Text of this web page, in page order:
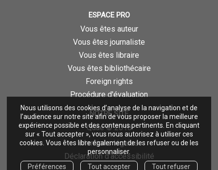
Nous utilisons des cookies d’analyse de la navigation et de
l’audience sur notre site afin de vous proposer la meilleure
expérience possible et des contenus pertinents. En cliquant
sur « Tout accepter », vous nous autorisez à utiliser ces
cookies. Vous êtes libre également de les refuser ou de les
personnaliser.
Préférences
Tout accepter Tout refuser
ESPACE PRO
Vous êtes auteur
Vous êtes journaliste
Vous êtes libraire
Vous êtes bibliothécaire
Foreign rights
Procédure d'évaluation
NOTRE SITE
Quae © 2018
Mentions légales
Déclaration d'accessibilité